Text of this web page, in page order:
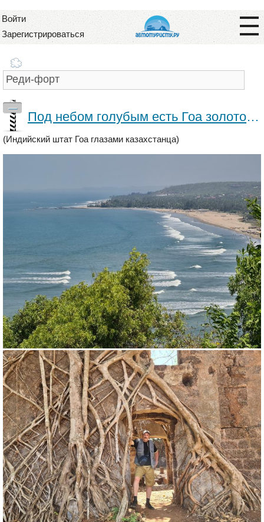
Войти
Зарегистрироваться
—
Под небом голубым есть Гоа золотой…
(Индийский штат Гоа глазами казахстанца)